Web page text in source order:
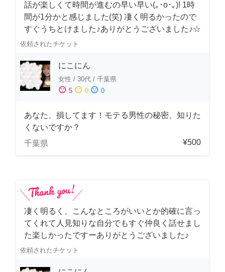
話が楽しくて時間が進むの早い早い(｡･о･｡)! 1時
間が1分かと感じました(笑) 凄く明るかったので
すぐうちとけました♪ありがとうございました♪☆
依頼されたチケット
にこにん
女性 / 30代 / 千葉県
sentiment_satisfied 5 sentiment_neutral 0 sentiment_dissatisfied 0
あなた、損してます！モテる男性の秘密、知りた
くないですか？
千葉県
¥500
凄く明るく、こんなところがいいとか的確に言っ
てくれて人見知りな自分でもすぐ仲良く話せまし
た楽しかったですーありがとうございました♪
依頼されたチケット